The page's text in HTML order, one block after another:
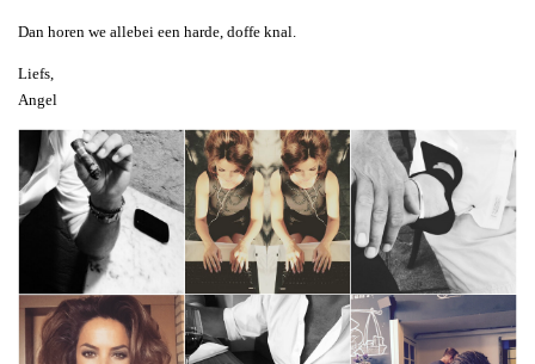
Dan horen we allebei een harde, doffe knal.
Liefs,
Angel